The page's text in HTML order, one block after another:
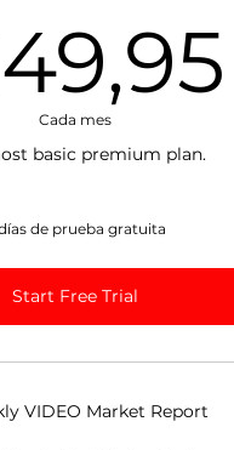
Cada mes
basic premium plan.
de prueba gratuita
Start Free Trial
VIDEO Market Report